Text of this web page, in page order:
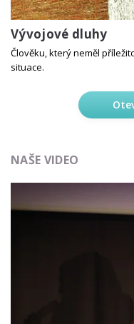
Vývojové dluhy
Člověku, který neměl
situace.
NAŠE VIDEO